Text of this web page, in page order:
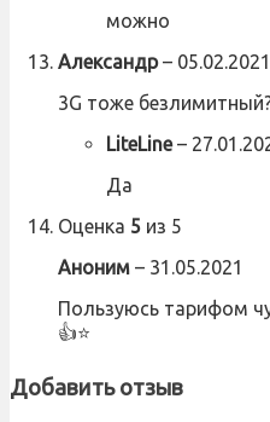
можно
Александр– 05.02.2021
3G тоже
LiteLine–
Да
Оценка 5 из 5
Аноним – 31.05.2021
Пользуюсь тарифом
👍⭐
Добавить отзыв